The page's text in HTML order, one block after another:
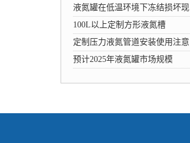
液氮罐在低温环境下冻结损坏现
100L以上定制方形液氮槽
定制压力液氮管道安装使用注意
预计2025年液氮罐市场规模